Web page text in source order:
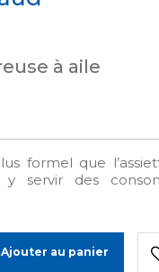
à aile
formel que
y servir des
Ajouter au panier